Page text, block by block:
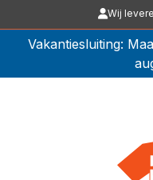
Ga naar de hoofdinhoud
Wij
Vakantiesluiting: